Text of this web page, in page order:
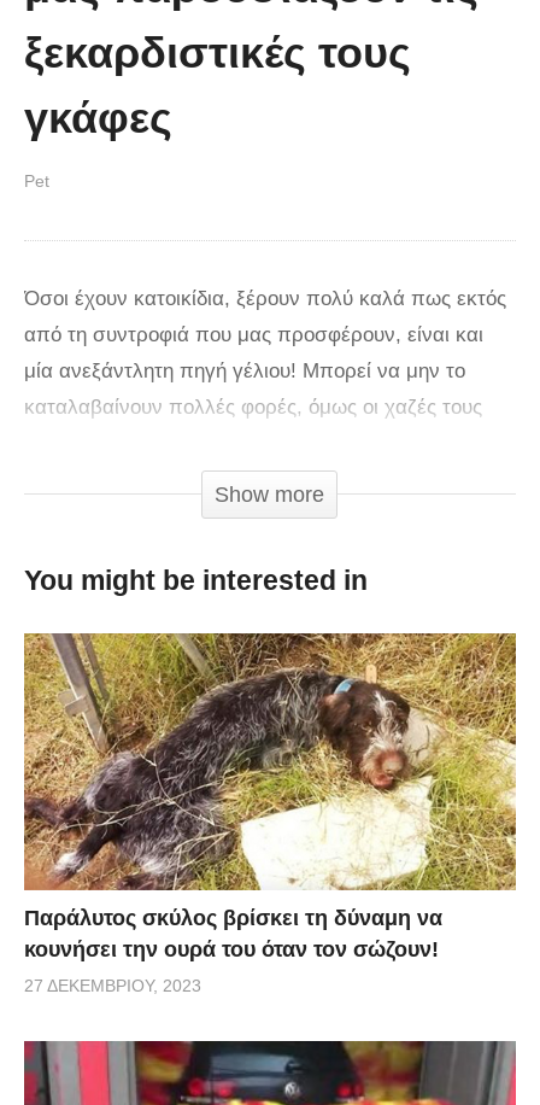
στον κόσμο!! (Video)
ξεκαρδιστικές τους
γκάφες
Pet
Όσοι έχουν κατοικίδια, ξέρουν πολύ καλά πως εκτός
από τη συντροφιά που μας προσφέρουν, είναι και
μία ανεξάντλητη πηγή γέλιου! Μπορεί να μην το
καταλαβαίνουν πολλές φορές, όμως οι χαζές τους
αγαπάμε ακόμη περισσότερο. Το βίντεο που
ακολουθεί, μας παρουσιάζει 27 αξιολάτρευτα ανόητα
τους κατορθώματα! Δείτε το βίντεο, που δημιούργησε
via
Show more
You might be interested in
Παράλυτος σκύλος βρίσκει τη δύναμη να
κουνήσει την ουρά του όταν τον σώζουν!
27 ΔΕΚΕΜΒΡΊΟΥ, 2023